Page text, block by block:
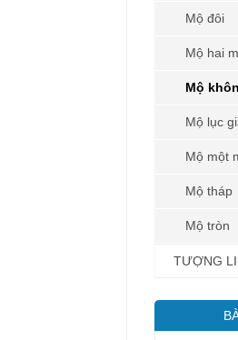
Mộ đôi
Mộ hai
Mộ
Mộ lục
Mộ một
Mộ tháp
Mộ tròn
TƯỢNG